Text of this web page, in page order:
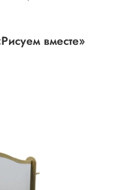
вместе»